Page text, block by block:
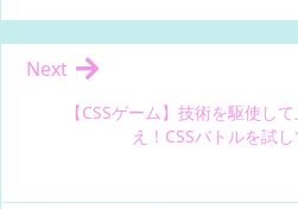
【CSSゲーム】技術を駆使し
え！CSSバトルを試し
Next